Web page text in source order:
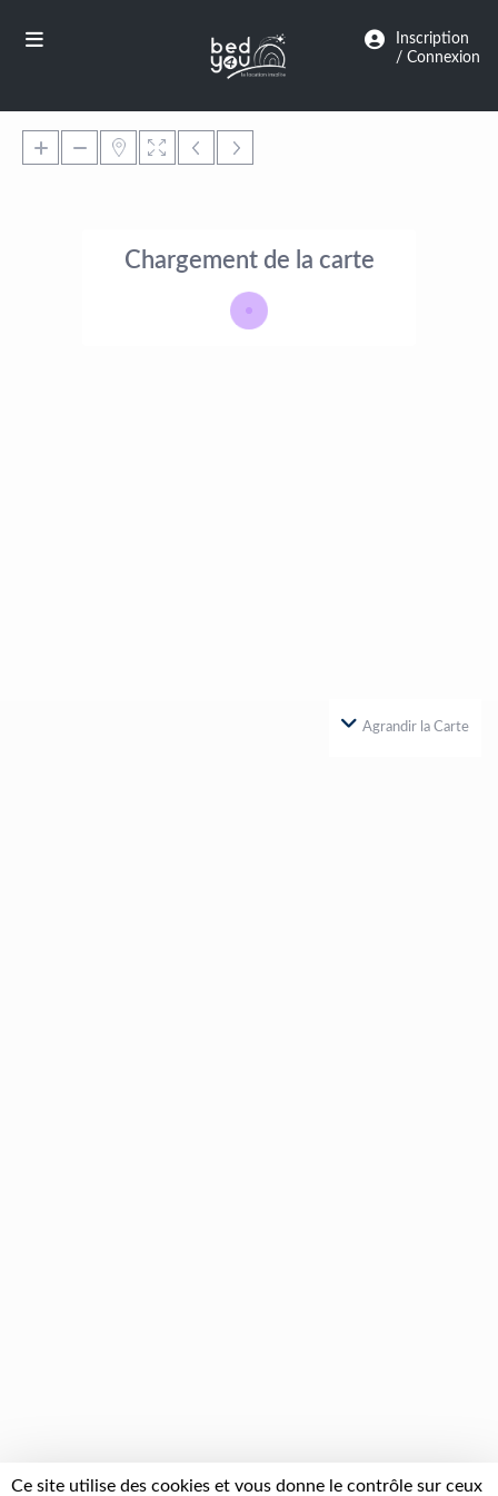
Inscription
/ Connexion
Chargement de la carte
Agrandir la Carte
Ce site utilise des cookies et vous donne le contrôle sur ceux